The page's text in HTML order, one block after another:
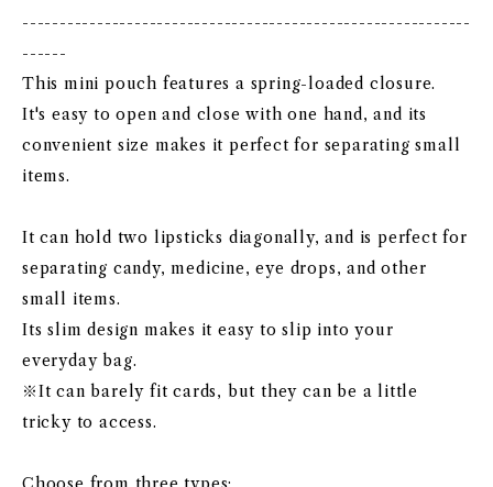
------------------------------------------------------------
------
This mini pouch features a spring-loaded closure.
It's easy to open and close with one hand, and its
convenient size makes it perfect for separating small
items.
It can hold two lipsticks diagonally, and is perfect for
separating candy, medicine, eye drops, and other
small items.
Its slim design makes it easy to slip into your
everyday bag.
※It can barely fit cards, but they can be a little
tricky to access.